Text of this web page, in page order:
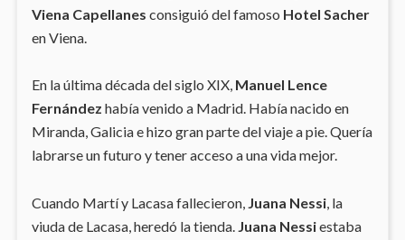
Viena Capellanes consiguió del famoso Hotel Sacher
en Viena.
En la última década del siglo XIX, Manuel Lence
Fernández había venido a Madrid. Había nacido en
Miranda, Galicia e hizo gran parte del viaje a pie. Quería
labrarse un futuro y tener acceso a una vida mejor.
Cuando Martí y Lacasa fallecieron,Juana Nessi, la
viuda de Lacasa, heredó la tienda. Juana Nessiestaba